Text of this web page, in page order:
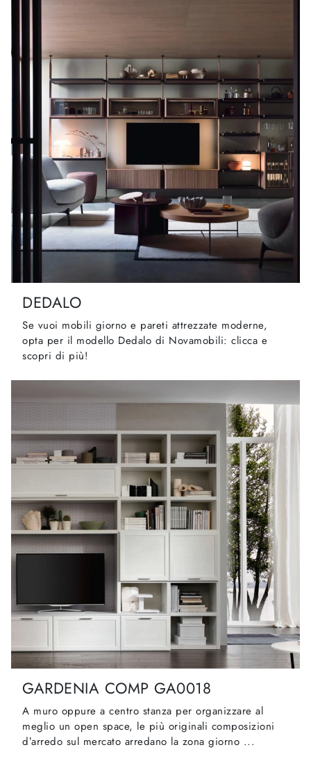
DEDALO
Se vuoi mobili giorno e pareti attrezzate moderne,
opta per il modello Dedalo di Novamobili: clicca e
scopri di più!
GARDENIA COMP GA0018
A muro oppure a centro stanza per organizzare al
meglio un open space, le più originali composizioni
d’arredo sul mercato arredano la zona giorno ...